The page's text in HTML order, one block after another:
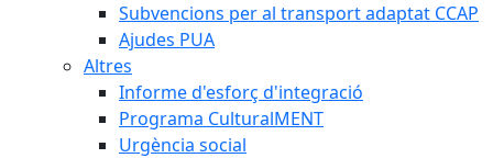
Subvencions per al transport adaptat CCAP
Ajudes PUA
Altres
Informe d'esforç d'integració
Programa CulturalMENT
Urgència social